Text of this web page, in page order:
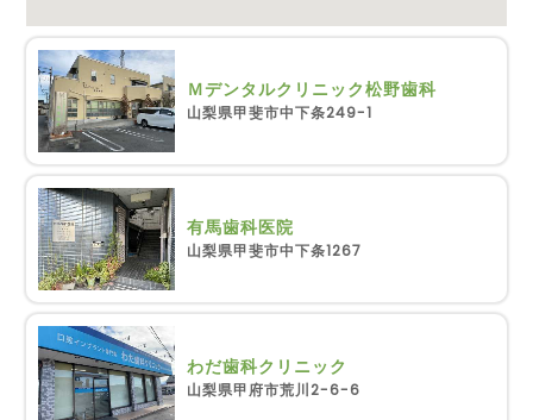
Ｍデンタルクリニック松野歯科
山梨県甲斐市中下条249-1
有馬歯科医院
山梨県甲斐市中下条1267
わだ歯科クリニック
山梨県甲府市荒川2-6-6